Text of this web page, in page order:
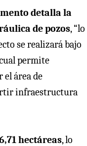
detalla la
de pozos, “lo
se realizará bajo
permite
área de
infraestructura
hectáreas, lo